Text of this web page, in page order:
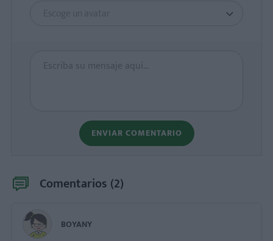
Escoge un avatar
ENVIAR COMENTARIO
Comentarios (2)
BOYANY